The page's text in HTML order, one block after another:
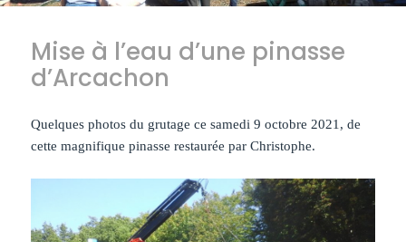
Mise à l’eau d’une pinasse
d’Arcachon
Quelques photos du grutage ce samedi 9 octobre 2021, de
cette magnifique pinasse restaurée par Christophe.